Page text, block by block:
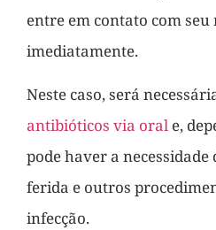
entre em contato com seu
imediatamente.
Neste caso, será
antibióticos via oral e,
pode haver a
ferida e outros
infecção.